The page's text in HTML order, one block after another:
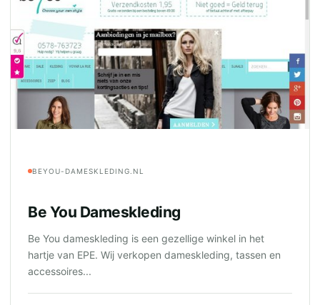
BEYOU-DAMESKLEDING.NL
Be You Dameskleding
Be You dameskleding is een gezellige winkel in het
hartje van EPE. Wij verkopen dameskleding, tassen en
accessoires...